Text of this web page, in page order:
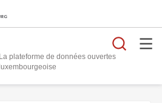
La plateforme de données ouvertes